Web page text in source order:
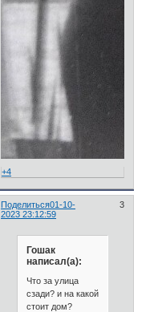
+4
Поделиться 3
01-10-
2023 23:12:59
Гошак
написал(а):
Что за улица
сзади? и на какой
стоит дом?